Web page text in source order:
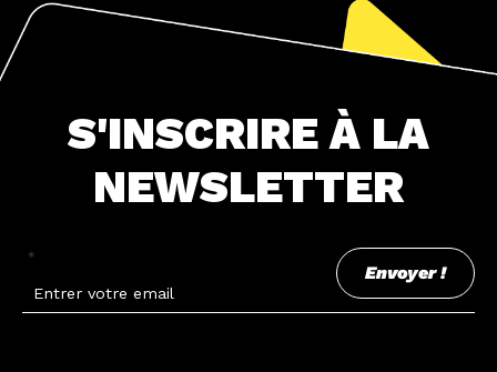
S'INSCRIRE À LA
NEWSLETTER
*
Envoyer !